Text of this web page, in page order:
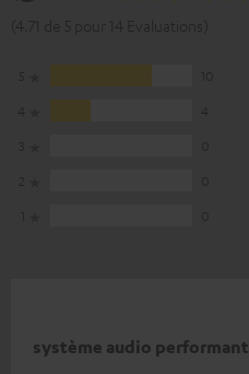
système audio performant